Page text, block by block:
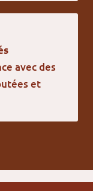
avec des
et